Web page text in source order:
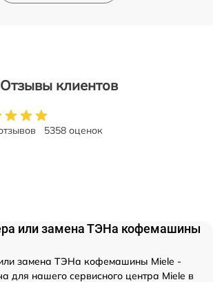
Отзывы клиентов
5358 оценок
или замена ТЭНа кофемашины
замена ТЭНа кофемашины Miele -
для нашего сервисного центра Miele в